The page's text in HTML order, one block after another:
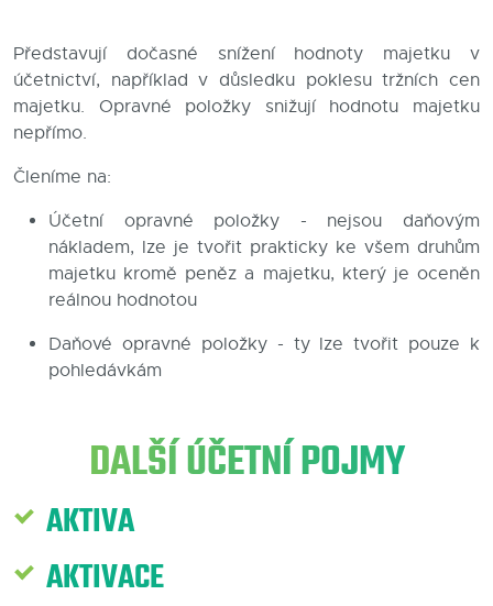
Kariéra
Partneři
Představují dočasné snížení hodnoty majetku v
účetnictví, například v důsledku poklesu tržních cen
majetku. Opravné položky snižují hodnotu majetku
nepřímo.
Členíme na:
Účetní opravné položky - nejsou daňovým
nákladem, lze je tvořit prakticky ke všem druhům
majetku kromě peněz a majetku, který je oceněn
reálnou hodnotou
Daňové opravné položky - ty lze tvořit pouze k
pohledávkám
DALŠÍ ÚČETNÍ POJMY
AKTIVA
AKTIVACE